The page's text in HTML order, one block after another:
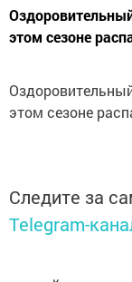
этом сезоне
этом сезоне
Следите за
Telegram-